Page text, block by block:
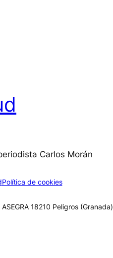
Carlos Morán
Política de cookies
18210 Peligros (Granada)